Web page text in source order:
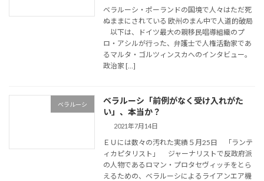
ベラルーシ・ポーランドの国境で人々はただ死
ぬままにされている 欧州のまん中で人道的破局
以下は、ドイツ最大の親移民唱導組織のプ
ロ・アシルが行った、弁護士で人権活動家であ
るマルタ・ゴルツィンスカへのインタビュー。
政治家 […]
ベラルーシ
ベラルーシ「前例がなく受け入れがた
い」、本当か？
2021年7月14日
ＥＵには数々の汚れた実績５月25日 「ランテ
ィカピタリスト」 ジャーナリストで反政府派
の人物であるロマン・プロタセヴィッチをとら
えるための、ベラルーシによるライアンエア機